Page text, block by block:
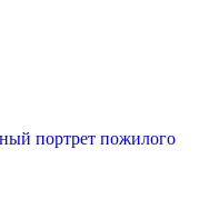
портрет пожилого